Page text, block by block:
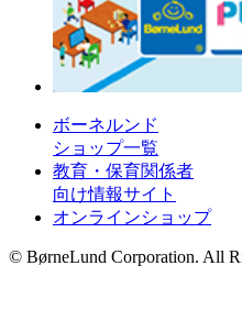
ボーネルンド
ショップ一覧
教育・保育関係者
向け情報サイト
オンラインショップ
© BørneLund Corporation. All